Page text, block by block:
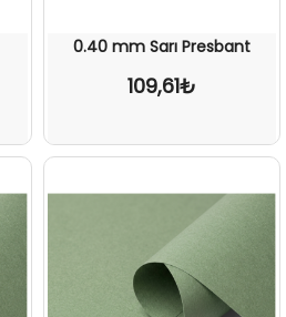
0.40 mm Sarı Presbant
109,61₺